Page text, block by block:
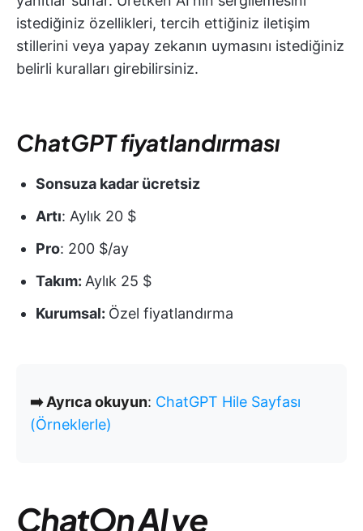
istediğiniz özellikleri, tercih ettiğiniz iletişim
stillerini veya yapay zekanın uymasını istediğiniz
belirli kuralları girebilirsiniz.
ChatGPT fiyatlandırması
Sonsuza kadar ücretsiz
Artı: Aylık 20 $
Pro: 200 $/ay
Takım: Aylık 25 $
Kurumsal: Özel fiyatlandırma
➡️ Ayrıca okuyun: ChatGPT Hile Sayfası
(Örneklerle)
ChatOn AI ve